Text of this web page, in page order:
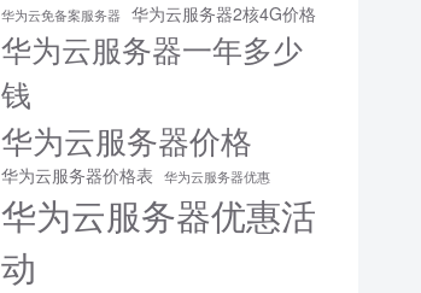
华为云免备案服务器 华为云服务器2核4G价格
华为云服务器一年多少
钱
华为云服务器价格
华为云服务器价格表 华为云服务器优惠
华为云服务器优惠活
动